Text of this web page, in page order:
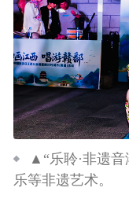
▲“乐聆·非遗
乐等非遗艺术。